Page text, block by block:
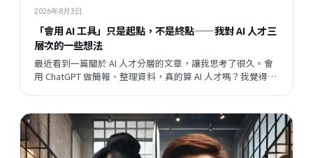
2026年8月3日
「會用 AI 工具」只是起點，不是終點——我對 AI 人才三
層次的一些想法
最近看到一篇關於 AI 人才分層的文章，讓我思考了很久。會
用 ChatGPT 做簡報、整理資料，真的算 AI 人才嗎？我覺得這